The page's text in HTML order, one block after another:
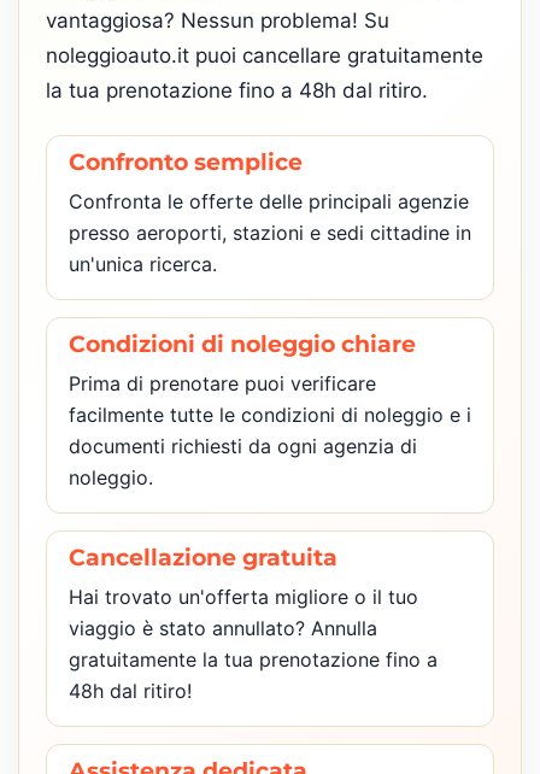
vantaggiosa? Nessun problema! Su
noleggioauto.it puoi cancellare gratuitamente
la tua prenotazione fino a 48h dal ritiro.
Confronto semplice
Confronta le offerte delle principali agenzie
presso aeroporti, stazioni e sedi cittadine in
un'unica ricerca.
Condizioni di noleggio chiare
Prima di prenotare puoi verificare
facilmente tutte le condizioni di noleggio e i
documenti richiesti da ogni agenzia di
noleggio.
Cancellazione gratuita
Hai trovato un'offerta migliore o il tuo
viaggio è stato annullato? Annulla
gratuitamente la tua prenotazione fino a
48h dal ritiro!